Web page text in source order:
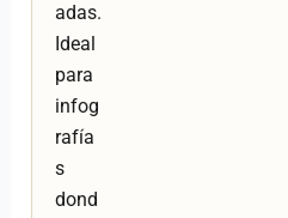
adas.
Ideal
para
infog
rafía
s
dond